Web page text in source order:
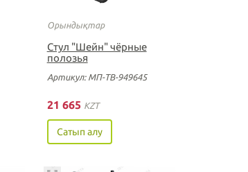
Орындықтар
Стул "Шейн" чёрные
полозья
Артикул: МП-ТВ-949645
21 665 KZT
Сатып алу